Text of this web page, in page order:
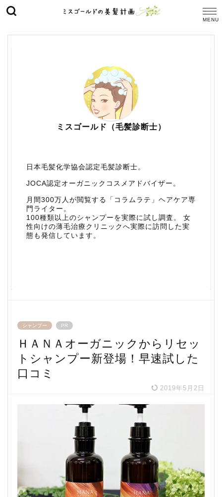
ミスゴールド（毛髪診断士）
日本毛髪化学協会認定毛髪診断士。
JOCA認定オーガニックコスメアドバイザー。
月間300万人が閲覧する「コラムラテ」ヘアケア専
門ライター。
100種類以上のシャンプーを実際に試し調査。 女
性向けの薄毛治療クリニックへ実際に訪問した実
態も発信しています。
シャンプー PR
ＨＡＮＡオーガニックからリセッ
トシャンプー新登場！早速試した
口コミ
2019年5月2日